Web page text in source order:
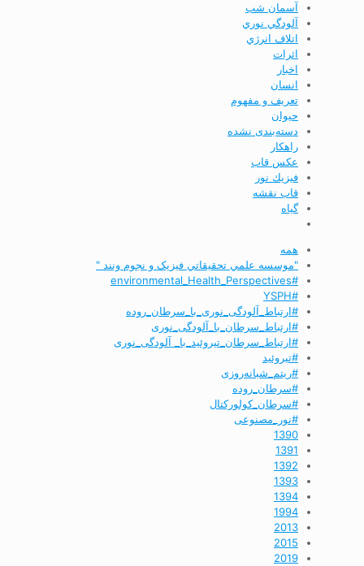
آسمان شب
آلودگي نوري
اتلاف انرژي
اثرات
اخبار
انسان
تعريف و مفهوم
حیوان
دسته‌بندی نشده
راهکار
عکس قاب
فيزيك نور
قاب نقشه
گیاه
همه
"موسسه علمي تحقيقاتي فیزیک و نجوم ونند "
#environmental_Health_Perspectives
#YSPH
#ارتباط_آلودگی_نوری_با_سرطان_روده
#ارتباط_سرطان_با_آلودگی_نوری
#ارتباط_سرطان_تیروئید_با_ آلودگی_نوری
#تیروئید
#ریتم_شبانه‌روزی
#سرطان_روده
#سرطان_کولورکتال
#نور_مصنوعی
1390
1391
1392
1393
1394
1994
2013
2015
2019